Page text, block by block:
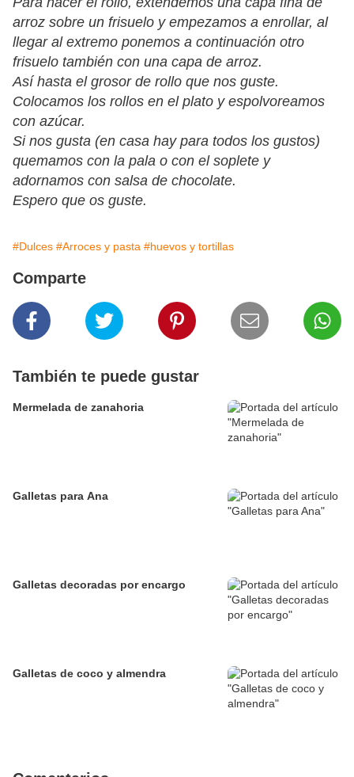
arroz sobre un frisuelo y empezamos a enrollar, al
llegar al extremo ponemos a continuación otro
frisuelo también con una capa de arroz.
Así hasta el grosor de rollo que nos guste.
Colocamos los rollos en el plato y espolvoreamos
con azúcar.
Si nos gusta (en casa hay para todos los gustos)
quemamos con la pala o con el soplete y
adornamos con salsa de chocolate.
Espero que os guste.
#Dulces #Arroces y pasta #huevos y tortillas
Comparte
También te puede gustar
Mermelada de zanahoria
Galletas para Ana
Galletas decoradas por encargo
Galletas de coco y almendra